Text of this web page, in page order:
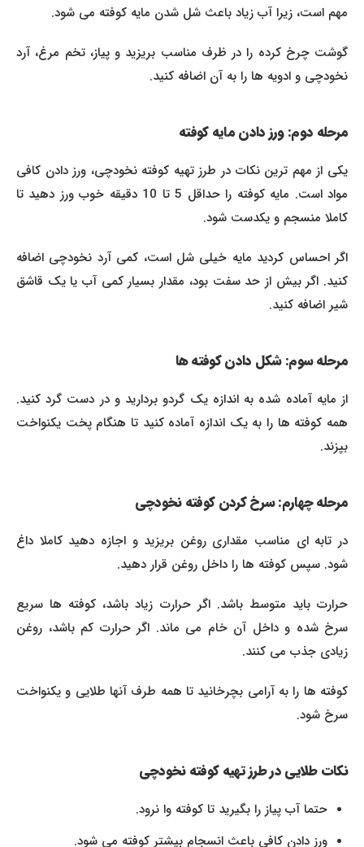
مهم است، زیرا آب زیاد باعث شل شدن مایه کوفته می شود.
گوشت چرخ کرده را در ظرف مناسب بریزید و پیاز، تخم مرغ، آرد
نخودچی و ادویه ها را به آن اضافه کنید.
مرحله دوم: ورز دادن مایه کوفته
یکی از مهم ترین نکات در طرز تهیه کوفته نخودچی، ورز دادن کافی
مواد است. مایه کوفته را حداقل 5 تا 10 دقیقه خوب ورز دهید تا
کاملا منسجم و یکدست شود.
اگر احساس کردید مایه خیلی شل است، کمی آرد نخودچی اضافه
کنید. اگر بیش از حد سفت بود، مقدار بسیار کمی آب یا یک قاشق
شیر اضافه کنید.
مرحله سوم: شکل دادن کوفته ها
از مایه آماده شده به اندازه یک گردو بردارید و در دست گرد کنید.
همه کوفته ها را به یک اندازه آماده کنید تا هنگام پخت یکنواخت
بپزند.
مرحله چهارم: سرخ کردن کوفته نخودچی
در تابه ای مناسب مقداری روغن بریزید و اجازه دهید کاملا داغ
شود. سپس کوفته ها را داخل روغن قرار دهید.
حرارت باید متوسط باشد. اگر حرارت زیاد باشد، کوفته ها سریع
سرخ شده و داخل آن خام می ماند. اگر حرارت کم باشد، روغن
زیادی جذب می کنند.
کوفته ها را به آرامی بچرخانید تا همه طرف آنها طلایی و یکنواخت
سرخ شود.
نکات طلایی در طرز تهیه کوفته نخودچی
حتما آب پیاز را بگیرید تا کوفته وا نرود.
ورز دادن کافی باعث انسجام بیشتر کوفته می شود.